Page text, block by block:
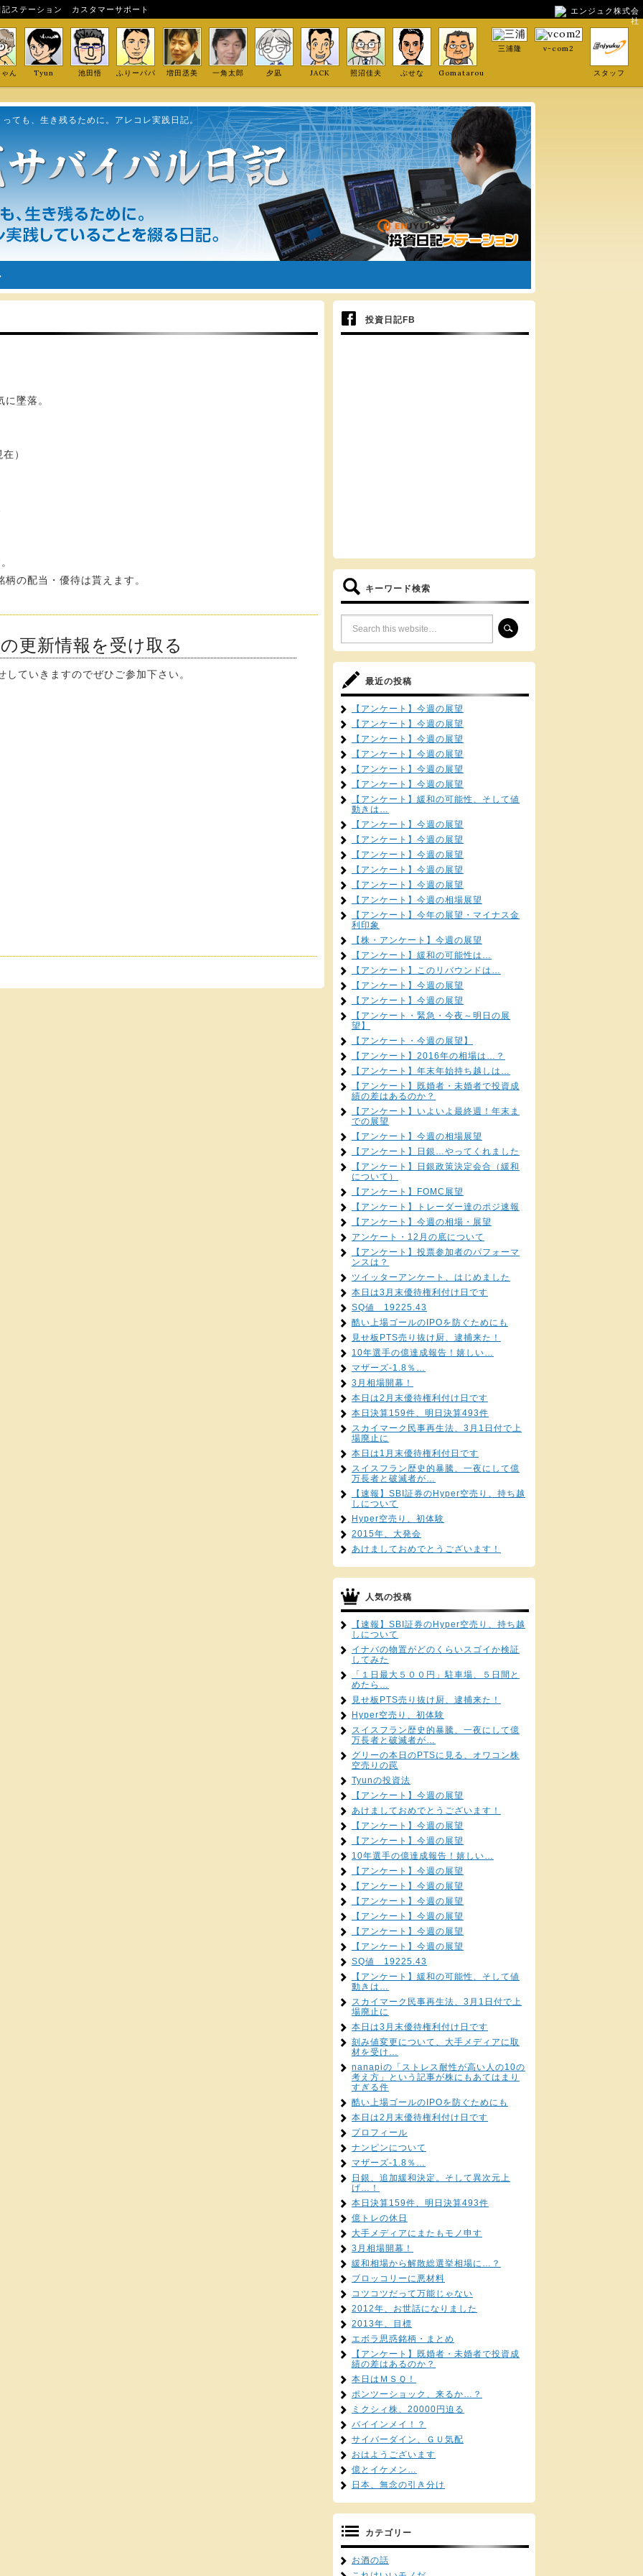
ステーション カスタマーサポート
エンジュク株式会
社
ん Tyun 池田悟 ふりーパパ 増田丞美 一角太郎 夕凪 JACK 照沼佳夫 ぶせな Gomatarou
三浦隆 v-com2
スタッフ
ても、生き残るために。アレコレ実践日記。
墜落。
）
の配当・優待は貰えます。
更新情報を受け取る
ていきますのでぜひご参加下さい。
投資日記FB
キーワード検索
最近の投稿
【アンケート】今週の展望
【アンケート】今週の展望
【アンケート】今週の展望
【アンケート】今週の展望
【アンケート】今週の展望
【アンケート】今週の展望
【アンケート】緩和の可能性、そして値
動きは…
【アンケート】今週の展望
【アンケート】今週の展望
【アンケート】今週の展望
【アンケート】今週の展望
【アンケート】今週の展望
【アンケート】今週の相場展望
【アンケート】今年の展望・マイナス金
利印象
【株・アンケート】今週の展望
【アンケート】緩和の可能性は…
【アンケート】このリバウンドは…
【アンケート】今週の展望
【アンケート】今週の展望
【アンケート・緊急・今夜～明日の展
望】
【アンケート・今週の展望】
【アンケート】2016年の相場は…？
【アンケート】年末年始持ち越しは…
【アンケート】既婚者・未婚者で投資成
績の差はあるのか？
【アンケート】いよいよ最終週！年末ま
での展望
【アンケート】今週の相場展望
【アンケート】日銀…やってくれました
【アンケート】日銀政策決定会合（緩和
について）
【アンケート】FOMC展望
【アンケート】トレーダー達のポジ速報
【アンケート】今週の相場・展望
アンケート・12月の底について
【アンケート】投票参加者のパフォーマ
ンスは？
ツイッターアンケート、はじめました
本日は3月末優待権利付け日です
SQ値 19225.43
酷い上場ゴールのIPOを防ぐためにも
見せ板PTS売り抜け厨、逮捕来た！
10年選手の億達成報告！嬉しい…
マザーズ-1.8％…
3月相場開幕！
本日は2月末優待権利付け日です
本日決算159件、明日決算493件
スカイマーク民事再生法、3月1日付で上
場廃止に
本日は1月末優待権利付日です
スイスフラン歴史的暴騰、一夜にして億
万長者と破滅者が…
【速報】SBI証券のHyper空売り、持ち越
しについて
Hyper空売り、初体験
2015年、大発会
あけましておめでとうございます！
人気の投稿
【速報】SBI証券のHyper空売り、持ち越
しについて
イナバの物置がどのくらいスゴイか検証
してみた
「１日最大５００円」駐車場、５日間と
めたら…
見せ板PTS売り抜け厨、逮捕来た！
Hyper空売り、初体験
スイスフラン歴史的暴騰、一夜にして億
万長者と破滅者が…
グリーの本日のPTSに見る、オワコン株
空売りの罠
Tyunの投資法
【アンケート】今週の展望
あけましておめでとうございます！
【アンケート】今週の展望
【アンケート】今週の展望
10年選手の億達成報告！嬉しい…
【アンケート】今週の展望
【アンケート】今週の展望
【アンケート】今週の展望
【アンケート】今週の展望
【アンケート】今週の展望
【アンケート】今週の展望
SQ値 19225.43
【アンケート】緩和の可能性、そして値
動きは…
スカイマーク民事再生法、3月1日付で上
場廃止に
本日は3月末優待権利付け日です
刻み値変更について、大手メディアに取
材を受け…
nanapiの「ストレス耐性が高い人の10の
考え方」という記事が株にもあてはまり
すぎる件
酷い上場ゴールのIPOを防ぐためにも
本日は2月末優待権利付け日です
プロフィール
ナンピンについて
マザーズ-1.8％…
日銀、追加緩和決定。そして異次元上
げ…！
本日決算159件、明日決算493件
億トレの休日
大手メディアにまたもモノ申す
3月相場開幕！
緩和相場から解散総選挙相場に…？
ブロッコリーに悪材料
コツコツだって万能じゃない
2012年、お世話になりました
2013年、目標
エボラ思惑銘柄・まとめ
【アンケート】既婚者・未婚者で投資成
績の差はあるのか？
本日はＭＳＱ！
ポンツーショック、来るか…？
ミクシィ株、20000円迫る
バイインメイ！？
サイバーダイン、ＧＵ気配
おはようございます
億とイケメン…
日本、無念の引き分け
カテゴリー
お酒の話